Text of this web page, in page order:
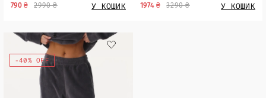
2990 ₴
790 ₴ У КОШИК 3290 ₴
1974 ₴ У КОШИК
-40% OFF